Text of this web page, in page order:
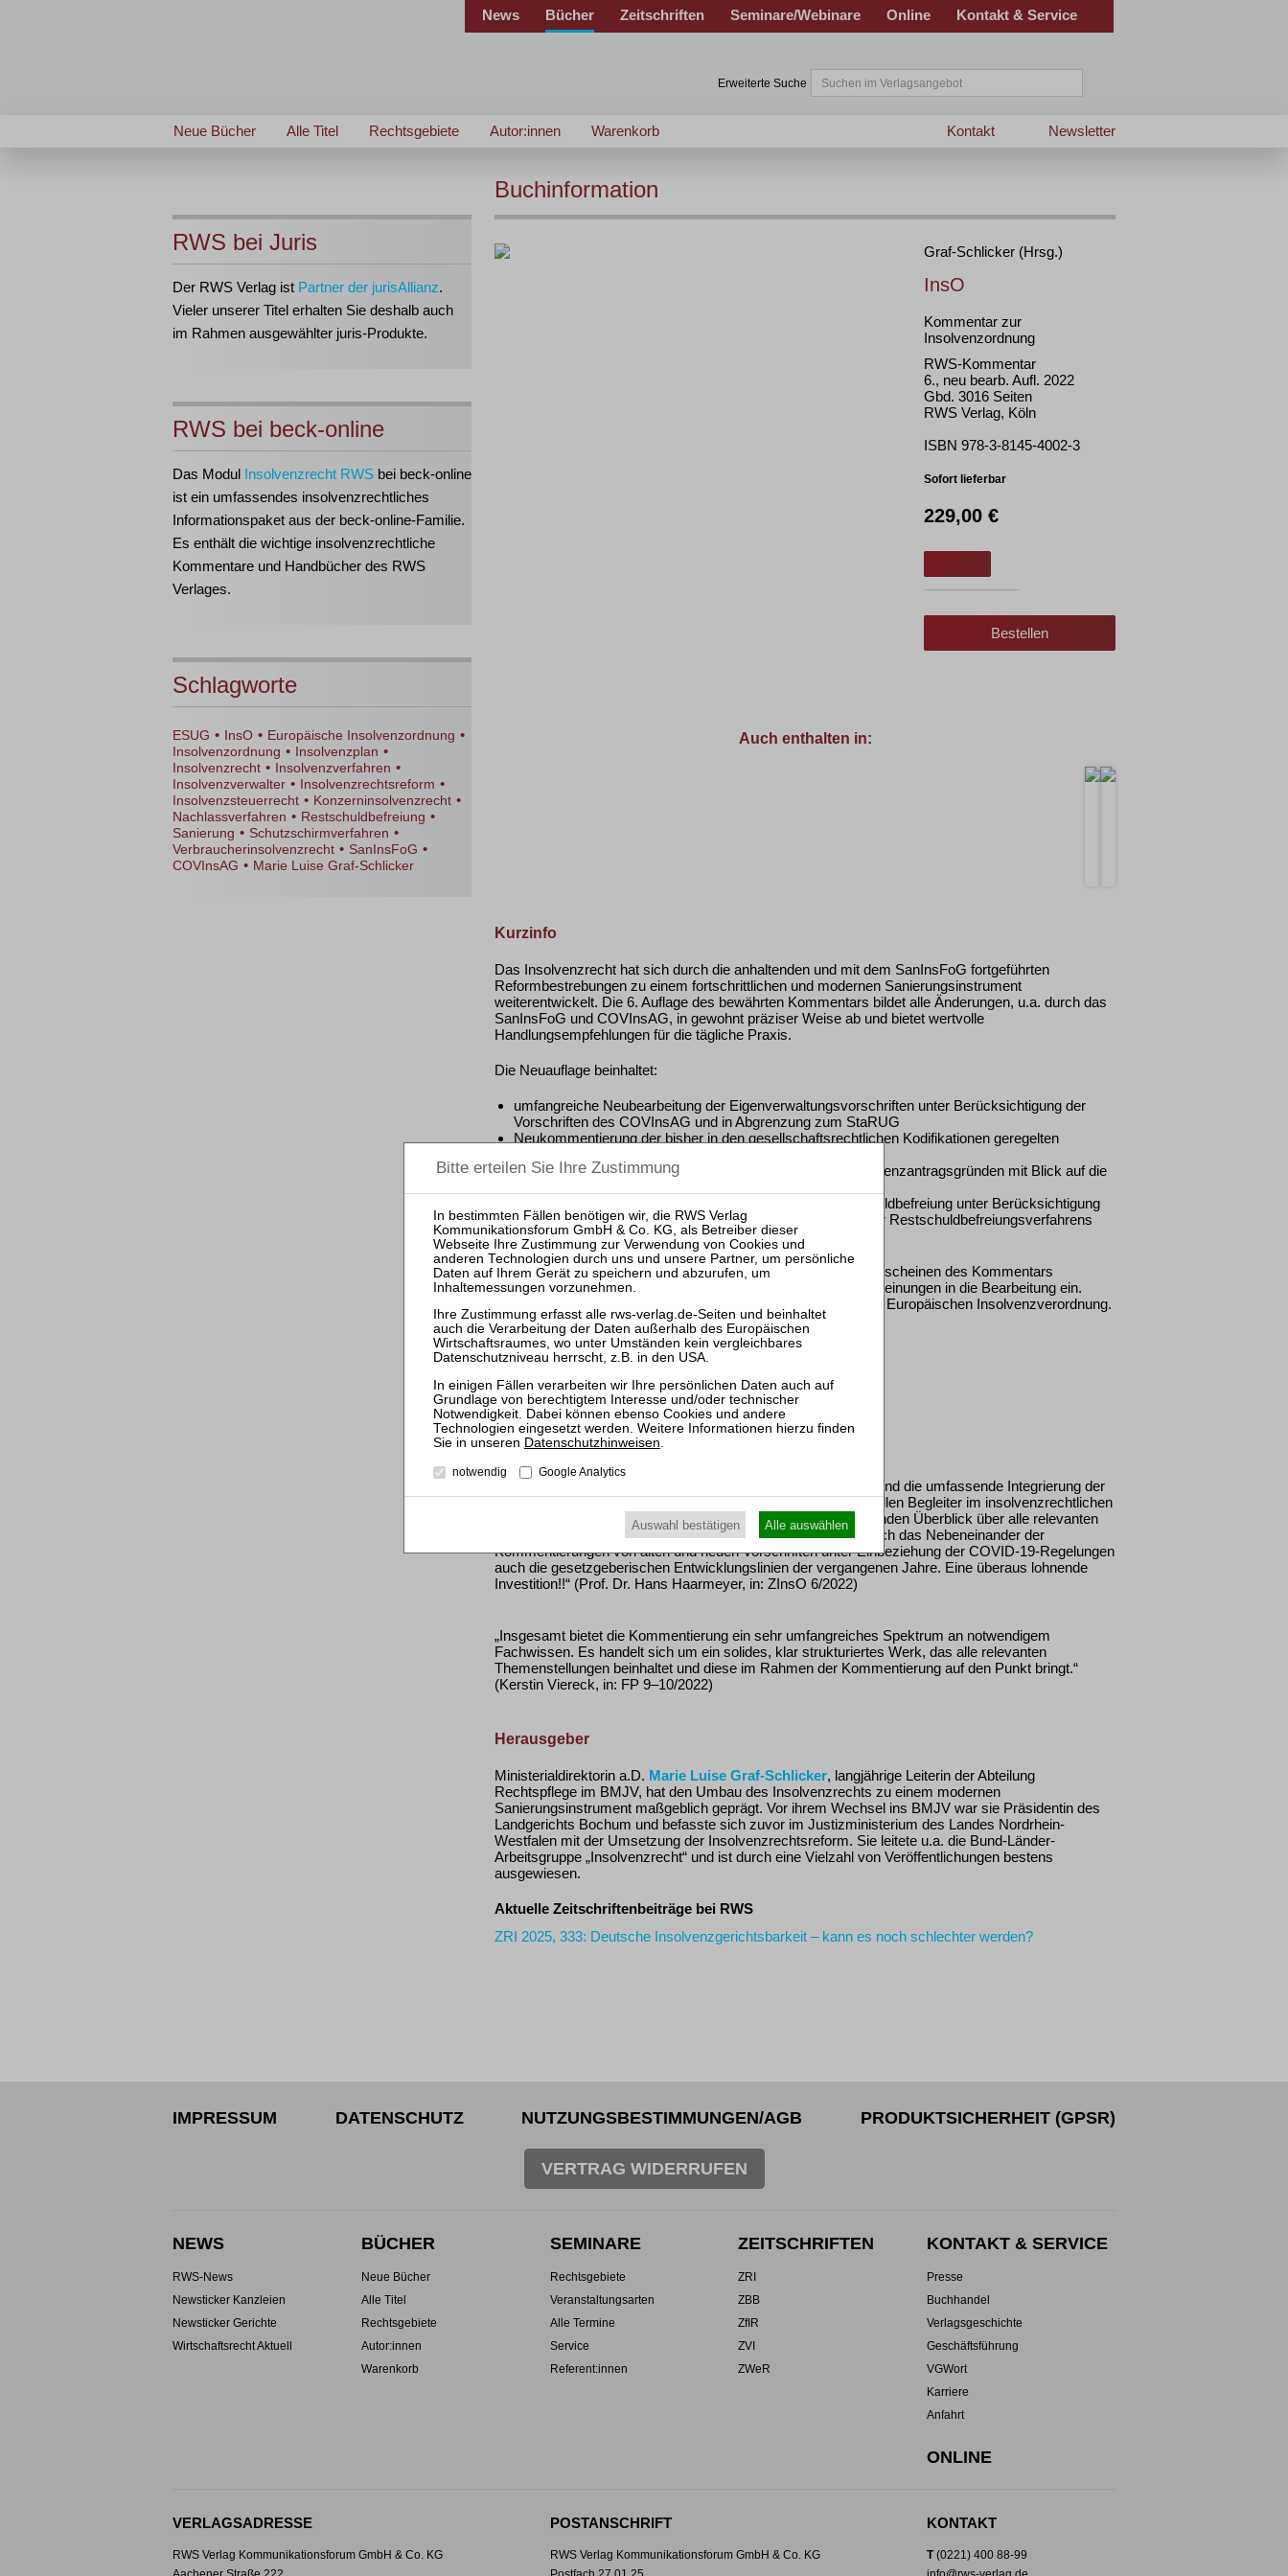
News Bücher Zeitschriften Seminare/Webinare Online Kontakt & Service
Erweiterte Suche
Neue Bücher Alle Titel Rechtsgebiete Autor:innen Warenkorb Newsletter
Kontakt
RWS bei Juris
Der RWS Verlag ist Partner der jurisAllianz.
Vieler unserer Titel erhalten Sie deshalb auch
im Rahmen ausgewählter juris-Produkte.
RWS bei beck-online
Das Modul Insolvenzrecht RWS bei beck-online
ist ein umfassendes insolvenzrechtliches
Informationspaket aus der beck-online-Familie.
Es enthält die wichtige insolvenzrechtliche
Kommentare und Handbücher des RWS
Verlages.
Schlagworte
ESUG • InsO • Europäische Insolvenzordnung •
Insolvenzordnung • Insolvenzplan •
Insolvenzrecht • Insolvenzverfahren •
Insolvenzverwalter • Insolvenzrechtsreform •
Insolvenzsteuerrecht • Konzerninsolvenzrecht •
Nachlassverfahren • Restschuldbefreiung •
Sanierung • Schutzschirmverfahren •
Verbraucherinsolvenzrecht • SanInsFoG •
COVInsAG • Marie Luise Graf-Schlicker
Buchinformation
Graf-Schlicker (Hrsg.)
InsO
Kommentar zur
Insolvenzordnung
RWS-Kommentar
6., neu bearb. Aufl. 2022
Gbd. 3016 Seiten
RWS Verlag, Köln
ISBN 978-3-8145-4002-3
Sofort lieferbar
229,00 €
Bestellen
Auch enthalten in:
Kurzinfo
Das Insolvenzrecht hat sich durch die anhaltenden und mit dem SanInsFoG fortgeführten
Reformbestrebungen zu einem fortschrittlichen und modernen Sanierungsinstrument
weiterentwickelt. Die 6. Auflage des bewährten Kommentars bildet alle Änderungen, u.a. durch das
SanInsFoG und COVInsAG, in gewohnt präziser Weise ab und bietet wertvolle
Handlungsempfehlungen für die tägliche Praxis.
Die Neuauflage beinhaltet:
umfangreiche Neubearbeitung der Eigenverwaltungsvorschriften unter Berücksichtigung der
Vorschriften des COVInsAG und in Abgrenzung zum StaRUG
Neukommentierung der bisher in den gesellschaftsrechtlichen Kodifikationen geregelten
Grundlegende Überarbeitung der Vorschriften zu den Insolvenzantragsgründen mit Blick auf die
Grundlegende Überarbeitung der Vorschriften zur Restschuldbefreiung unter Berücksichtigung
der Änderungen des Gesetzes zur weiteren Verkürzung der Restschuldbefreiungsverfahrens
Neubearbeitung der vergütungsrechtlichen Vorschriften
Das Werk wertet die neue Rechtsprechung seit dem letzten Erscheinen des Kommentars
umfassend aus und bezieht die sehr umfangreichen Literaturmeinungen in die Bearbeitung ein.
Darüber hinaus enthält es die aktualisierte Kommentierung der Europäischen Insolvenzverordnung.
Downloads
Vorwort Inhaltsübersicht
Rezensionen
„Die überaus aktuelle Einbindung der neuen Rechtsprechung und die umfassende Integrierung der
vielfältigen Literaturmeinungen sichert dem Nutzer einen aktuellen Begleiter im insolvenzrechtlichen
Alltag. Im Ergebnis bietet dieser Kommentar einen hervorragenden Überblick über alle relevanten
Problemkreise des Insolvenzrechts und integriert zugleich durch das Nebeneinander der
Kommentierungen von alten und neuen Vorschriften unter Einbeziehung der COVID-19-Regelungen
auch die gesetzgeberischen Entwicklungslinien der vergangenen Jahre. Eine überaus lohnende
Investition!!“ (Prof. Dr. Hans Haarmeyer, in: ZInsO 6/2022)
„Insgesamt bietet die Kommentierung ein sehr umfangreiches Spektrum an notwendigem
Fachwissen. Es handelt sich um ein solides, klar strukturiertes Werk, das alle relevanten
Themenstellungen beinhaltet und diese im Rahmen der Kommentierung auf den Punkt bringt.“
(Kerstin Viereck, in: FP 9–10/2022)
Herausgeber
Ministerialdirektorin a.D. Marie Luise Graf-Schlicker, langjährige Leiterin der Abteilung
Rechtspflege im BMJV, hat den Umbau des Insolvenzrechts zu einem modernen
Sanierungsinstrument maßgeblich geprägt. Vor ihrem Wechsel ins BMJV war sie Präsidentin des
Landgerichts Bochum und befasste sich zuvor im Justizministerium des Landes Nordrhein-
Westfalen mit der Umsetzung der Insolvenzrechtsreform. Sie leitete u.a. die Bund-Länder-
Arbeitsgruppe „Insolvenzrecht“ und ist durch eine Vielzahl von Veröffentlichungen bestens
ausgewiesen.
Aktuelle Zeitschriftenbeiträge bei RWS
ZRI 2025, 333: Deutsche Insolvenzgerichtsbarkeit – kann es noch schlechter werden?
IMPRESSUM DATENSCHUTZ NUTZUNGSBESTIMMUNGEN/AGB PRODUKTSICHERHEIT (GPSR)
VERTRAG WIDERRUFEN
NEWS
RWS-News
Newsticker Kanzleien
Newsticker Gerichte
Wirtschaftsrecht Aktuell
BÜCHER
Neue Bücher
Alle Titel
Rechtsgebiete
Autor:innen
Warenkorb
SEMINARE
Rechtsgebiete
Veranstaltungsarten
Alle Termine
Service
Referent:innen
ZEITSCHRIFTEN
ZRI
ZBB
ZfIR
ZVI
ZWeR
KONTAKT & SERVICE
Presse
Buchhandel
Verlagsgeschichte
Geschäftsführung
VGWort
Karriere
Anfahrt
ONLINE
VERLAGSADRESSE
RWS Verlag Kommunikationsforum GmbH & Co. KG
POSTANSCHRIFT
RWS Verlag Kommunikationsforum GmbH & Co. KG
KONTAKT
T(0221) 400 88-99
Datenschutzhinweisen
notwendig Google Analytics
Auswahl bestätigen Alle auswählen